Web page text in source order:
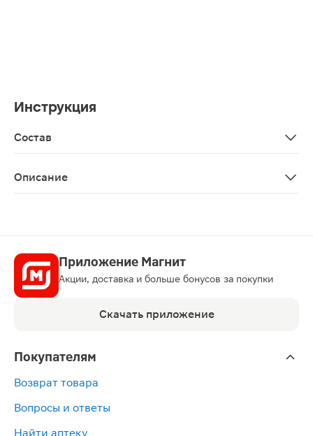
Инструкция
Состав
Описание
Приложение Магнит
Акции, доставка и больше бонусов за покупки
Скачать приложение
Покупателям
Возврат товара
Вопросы и ответы
Найти аптеку